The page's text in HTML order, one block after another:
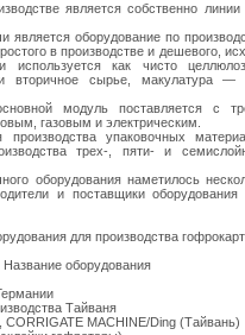
является собственно линии
является оборудование по
в производстве и дешевого,
используется как чисто
вторичное сырье, макулатура —
модуль поставляется с
газовым и электрическим.
упаковочных
трех-, пяти- и
оборудования наметилось
и поставщики оборудования
для производства
Название оборудования
Тайваня
CORRIGATE MACHINE/Ding (Тайвань)